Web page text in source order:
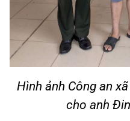
Hình ảnh Công an
cho anh